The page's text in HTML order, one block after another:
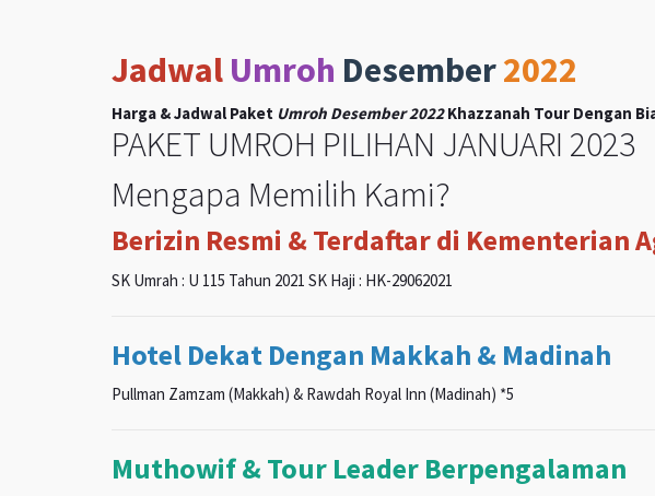
Jadwal Umroh Desember2022
Harga & Jadwal Paket Umroh Desember 2022Khazzanah Tour Dengan
PAKET UMROH PILIHAN JANUARI 2023
Mengapa Memilih Kami?
Berizin Resmi & Terdaftar di Kementerian
SK Umrah : U 115 Tahun 2021 SK Haji : HK-29062021
Hotel Dekat Dengan Makkah & Madinah
Pullman Zamzam (Makkah) & Rawdah Royal Inn (Madinah) *5
Muthowif & Tour Leader Berpengalaman